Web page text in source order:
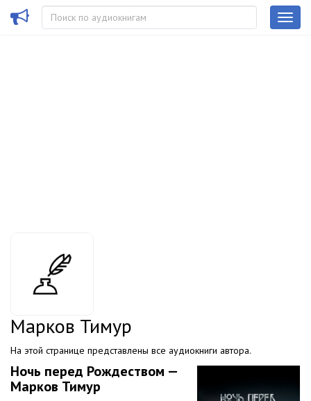
Марков Тимур
На этой странице представлены все аудиокниги автора.
Ночь перед Рождеством —
Марков Тимур